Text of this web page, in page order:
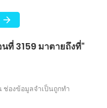
ที่ 3159 มาตายถึงที่"
ช่องข้อมูลจำเป็นถูกทำ